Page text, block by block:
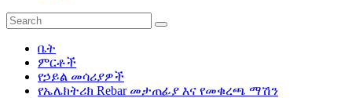
ቤት
ምርቶች
የኃይል መሳሪያዎች
የኤሌክትሪክ Rebar መታጠፊያ እና የመቁረጫ ማሽን